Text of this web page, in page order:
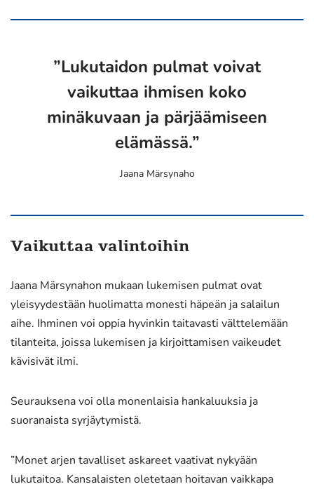
”Lukutaidon pulmat voivat
vaikuttaa ihmisen koko
minäkuvaan ja pärjäämiseen
elämässä.”
Jaana Märsynaho
Vaikuttaa valintoihin
Jaana Märsynahon mukaan lukemisen pulmat ovat
yleisyydestään huolimatta monesti häpeän ja salailun
aihe. Ihminen voi oppia hyvinkin taitavasti välttelemään
tilanteita, joissa lukemisen ja kirjoittamisen vaikeudet
kävisivät ilmi.
Seurauksena voi olla monenlaisia hankaluuksia ja
suoranaista syrjäytymistä.
”Monet arjen tavalliset askareet vaativat nykyään
lukutaitoa. Kansalaisten oletetaan hoitavan vaikkapa